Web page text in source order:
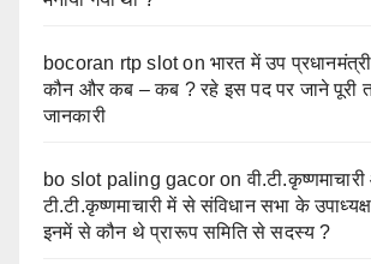
bocoran rtp slotonभारत में उप
कौन और कब – कब ? रहे इस पद पर जाने पूरी
जानकारी
bo slot paling gacor on
टी.टी.कृष्णमाचारी में से संविधान सभा के
इनमें से कौन थे प्रारूप समिति से सदस्य ?